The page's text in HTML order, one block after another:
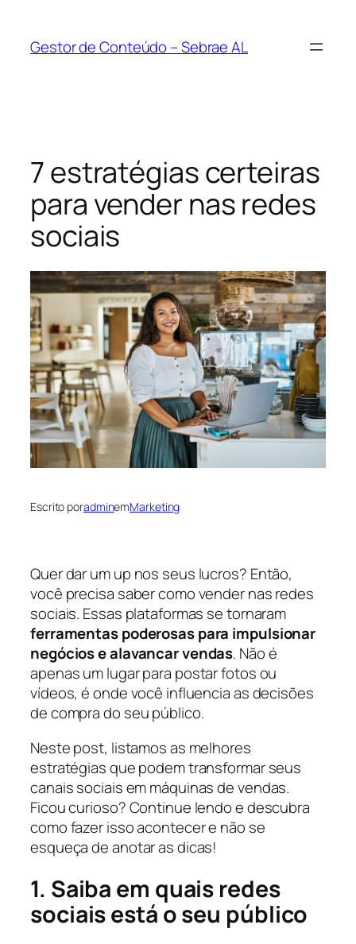
Gestor de Conteúdo – Sebrae AL
7 estratégias certeiras
para vender nas redes
sociais
Escrito poradminemMarketing
Quer dar um up nos seus lucros? Então,
você precisa saber como vender nas redes
sociais. Essas plataformas se tornaram
ferramentas poderosas para impulsionar
negócios e alavancar vendas. Não é
apenas um lugar para postar fotos ou
vídeos, é onde você influencia as decisões
de compra do seu público.
Neste post, listamos as melhores
estratégias que podem transformar seus
canais sociais em máquinas de vendas.
Ficou curioso? Continue lendo e descubra
como fazer isso acontecer e não se
esqueça de anotar as dicas!
1. Saiba em quais redes
sociais está o seu público